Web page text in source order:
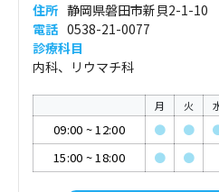
住所 静岡県磐田市新貝2-1-10
電話 0538-21-0077
診療科目
内科、リウマチ科
月 火
09:00 ~12:00 ● ●
15:00 ~18:00 ● ●